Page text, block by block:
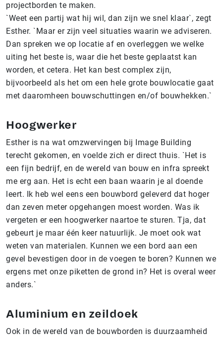
projectborden te maken.
`Weet een partij wat hij wil, dan zijn we snel klaar`, zegt
Esther. `Maar er zijn veel situaties waarin we adviseren.
Dan spreken we op locatie af en overleggen we welke
uiting het beste is, waar die het beste geplaatst kan
worden, et cetera. Het kan best complex zijn,
bijvoorbeeld als het om een hele grote bouwlocatie gaat
met daaromheen bouwschuttingen en/of bouwhekken.`
Hoogwerker
Esther is na wat omzwervingen bij Image Building
terecht gekomen, en voelde zich er direct thuis. `Het is
een fijn bedrijf, en de wereld van bouw en infra spreekt
me erg aan. Het is echt een baan waarin je al doende
leert. Ik heb wel eens een bouwbord geleverd dat hoger
dan zeven meter opgehangen moest worden. Was ik
vergeten er een hoogwerker naartoe te sturen. Tja, dat
gebeurt je maar één keer natuurlijk. Je moet ook wat
weten van materialen. Kunnen we een bord aan een
gevel bevestigen door in de voegen te boren? Kunnen we
ergens met onze piketten de grond in? Het is overal weer
anders.`
Aluminium en zeildoek
Ook in de wereld van de bouwborden is duurzaamheid